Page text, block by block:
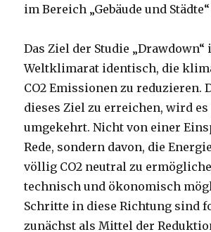
im Bereich „Gebäude und
Das Ziel der Studie
Weltklimarat identisch, die
CO2 Emissionen zu reduzieren.
dieses Ziel zu erreichen, wird
umgekehrt. Nicht von einer
Rede, sondern davon, die
völlig CO2 neutral zu
technisch und ökonomisch
Schritte in diese Richtung sind
zunächst als Mittel der